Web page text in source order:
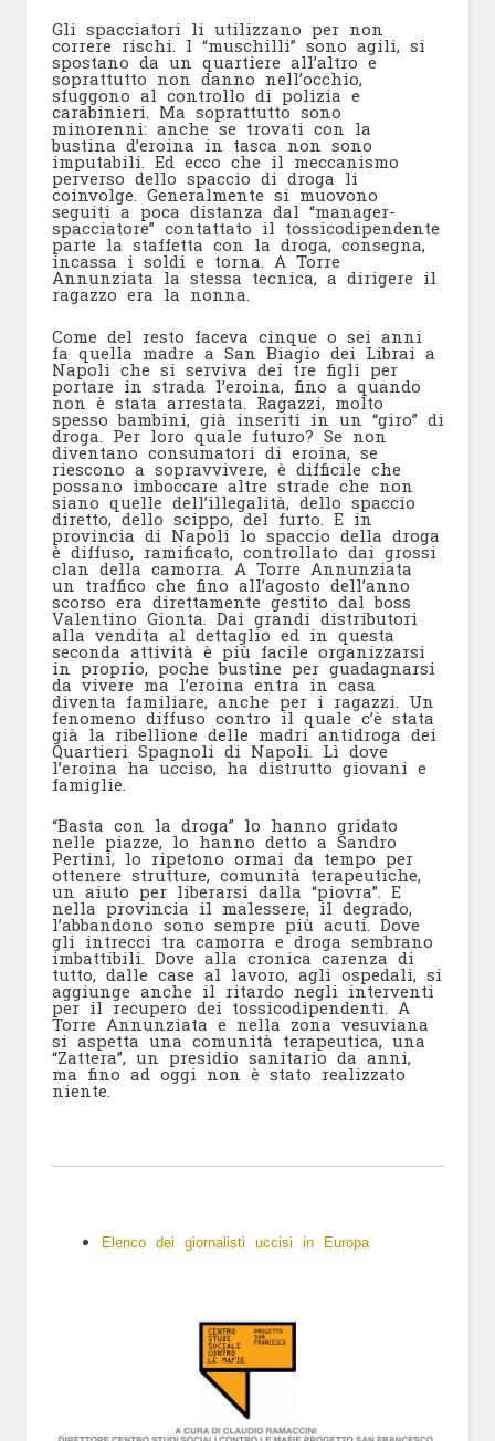
Gli spacciatori li utilizzano per non
correre rischi. I “muschilli” sono agili, si
spostano da un quartiere all’altro e
soprattutto non danno nell’occhio,
sfuggono al controllo di polizia e
carabinieri. Ma soprattutto sono
minorenni: anche se trovati con la
bustina d’eroina in tasca non sono
imputabili. Ed ecco che il meccanismo
perverso dello spaccio di droga li
coinvolge. Generalmente si muovono
seguiti a poca distanza dal “manager-
spacciatore” contattato il tossicodipendente
parte la staffetta con la droga, consegna,
incassa i soldi e torna. A Torre
Annunziata la stessa tecnica, a dirigere il
ragazzo era la nonna.
Come del resto faceva cinque o sei anni
fa quella madre a San Biagio dei Librai a
Napoli che si serviva dei tre figli per
portare in strada l’eroina, fino a quando
non è stata arrestata. Ragazzi, molto
spesso bambini, già inseriti in un “giro” di
droga. Per loro quale futuro? Se non
diventano consumatori di eroina, se
riescono a sopravvivere, è difficile che
possano imboccare altre strade che non
siano quelle dell’illegalità, dello spaccio
diretto, dello scippo, del furto. E in
provincia di Napoli lo spaccio della droga
è diffuso, ramificato, controllato dai grossi
clan della camorra. A Torre Annunziata
un traffico che fino all’agosto dell’anno
scorso era direttamente gestito dal boss
Valentino Gionta. Dai grandi distributori
alla vendita al dettaglio ed in questa
seconda attività è più facile organizzarsi
in proprio, poche bustine per guadagnarsi
da vivere ma l’eroina entra in casa
diventa familiare, anche per i ragazzi. Un
fenomeno diffuso contro il quale c’è stata
già la ribellione delle madri antidroga dei
Quartieri Spagnoli di Napoli. Lì dove
l’eroina ha ucciso, ha distrutto giovani e
famiglie.
“Basta con la droga” lo hanno gridato
nelle piazze, lo hanno detto a Sandro
Pertini, lo ripetono ormai da tempo per
ottenere strutture, comunità terapeutiche,
un aiuto per liberarsi dalla “piovra”. E
nella provincia il malessere, il degrado,
l’abbandono sono sempre più acuti. Dove
gli intrecci tra camorra e droga sembrano
imbattibili. Dove alla cronica carenza di
tutto, dalle case al lavoro, agli ospedali, si
aggiunge anche il ritardo negli interventi
per il recupero dei tossicodipendenti. A
Torre Annunziata e nella zona vesuviana
si aspetta una comunità terapeutica, una
“Zattera”, un presidio sanitario da anni,
ma fino ad oggi non è stato realizzato
niente.
Elenco dei giornalisti uccisi in Europa